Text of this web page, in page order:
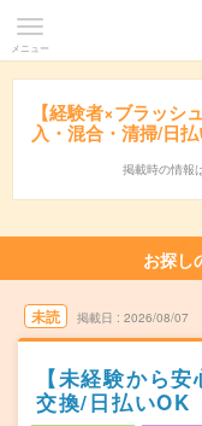
メニュー
【経験者×ブラッシ
入・混合・清掃/日
掲載時の情報は
お探し
未読 掲載日 2026/08/07
【未経験から
交換/日払いOK